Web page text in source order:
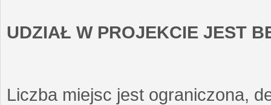
UDZIAŁ W PROJEKCIE JEST
Liczba miejsc jest ograniczona,